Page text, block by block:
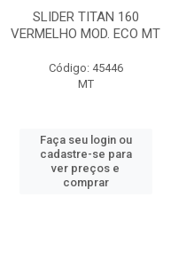
SLIDER TITAN 160
VERMELHO MOD. ECO MT
Código: 45446
MT
Faça seu login ou
cadastre-se para
ver preços e
comprar